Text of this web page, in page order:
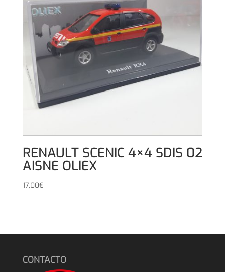
RENAULT SCENIC 4×4 SDIS 02
AISNE OLIEX
17,00€
CONTACTO